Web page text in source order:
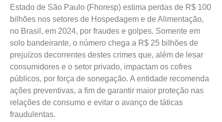
Estado de São Paulo (Fhoresp) estima perdas de R$ 100
bilhões nos setores de Hospedagem e de Alimentação,
no Brasil, em 2024, por fraudes e golpes. Somente em
solo bandeirante, o número chega a R$ 25 bilhões de
prejuízos decorrentes destes crimes que, além de lesar
consumidores e o setor privado, impactam os cofres
públicos, por força de sonegação. A entidade recomenda
ações preventivas, a fim de garantir maior proteção nas
relações de consumo e evitar o avanço de táticas
fraudulentas.